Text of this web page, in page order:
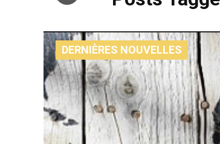
DERNIÈRES NOUVELLES